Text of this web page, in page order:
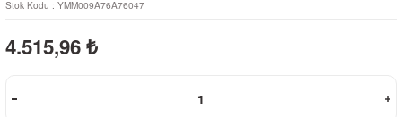
Stok Kodu : YMM009A76A76047
4.515,96 ₺